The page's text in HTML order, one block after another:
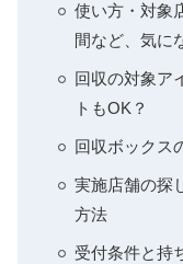
使い方・対象
間など、気に
回収の対象ア
トもOK？
回収ボックス
実施店舗の探
方法
受付条件と持